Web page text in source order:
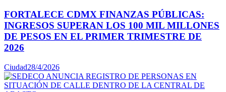
FORTALECE CDMX FINANZAS PÚBLICAS:
INGRESOS SUPERAN LOS 100 MIL MILLONES
DE PESOS EN EL PRIMER TRIMESTRE DE
2026
Ciudad28/4/2026